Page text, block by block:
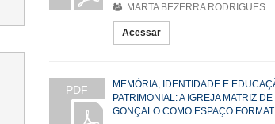
MARTA BEZERRA RODRIGUES
Acessar
PDF
MEMÓRIA, IDENTIDADE E
PATRIMONIAL: A IGREJA MATRIZ
GONÇALO COMO ESPAÇO